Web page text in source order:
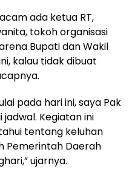
ada ketua RT,
tokoh organisasi
Bupati dan Wakil
kalau tidak dibuat
pada hari ini, saya Pak
Kegiatan ini
tentang keluhan
Pemerintah Daerah
ujarnya.